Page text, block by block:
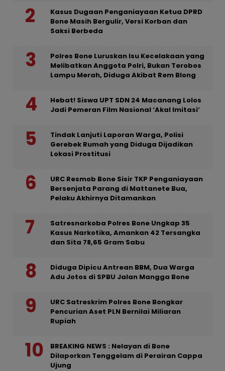
Kasus Dugaan Penganiayaan Ketua DPRD
Bone Masih Bergulir, Versi Korban dan
Saksi Berbeda
Polres Bone Luruskan Isu Kecelakaan yang
Melibatkan Anggota Polri, Bukan Terobos
Lampu Merah, Diduga Akibat Rem Blong
Hebat! Siswa UPT SDN 24 Macanang Lolos
Jadi Pemeran Film Nasional ‘Akal Imitasi’
Tindak Lanjuti Laporan Warga, Polisi
Gerebek Rumah yang Diduga Dijadikan
Lokasi Prostitusi
URC Resmob Bone Sisir TKP Penganiayaan
Bersenjata Parang di Mattanete Bua,
Pelaku Akhirnya Ditamankan
Satresnarkoba Polres Bone Ungkap 35
Kasus Narkotika, Amankan 42 Tersangka
dan Sita 78,65 Gram Sabu
Diduga Dipicu Antrean BBM, Dua Warga
Adu Jotos di SPBU Jalan Mangga Bone
URC Satreskrim Polres Bone Bongkar
Pencurian Aset PLN Bernilai Miliaran
Rupiah
BREAKING NEWS : Nelayan di Bone
Dilaporkan Tenggelam di Perairan Cappa
Ujung